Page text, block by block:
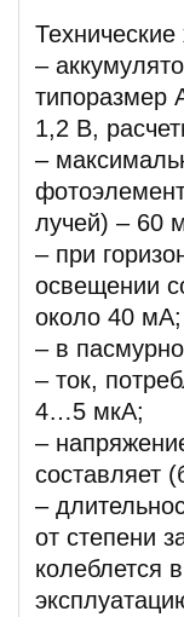
Технические
–
типоразмер
1,2 В,
–
лучей) – 60
– при
освещении
около 40 мА;
– в
– ток,
4…5 мкА;
–
составляет
–
от степени
колеблется